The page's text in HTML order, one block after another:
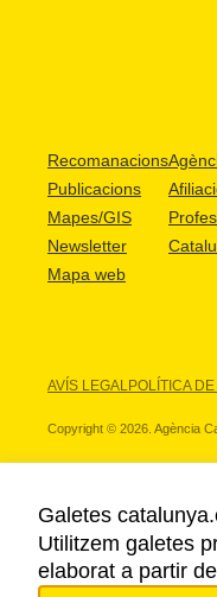
Recomanacions
Publicacions
Mapes/GIS
Newsletter
Mapa web
AVÍS LEGALPOLÍTICA
Copyright © 2026. Agència
ELS NOSTRES
Galetes
Utilitzem galetes
elaborat a partir